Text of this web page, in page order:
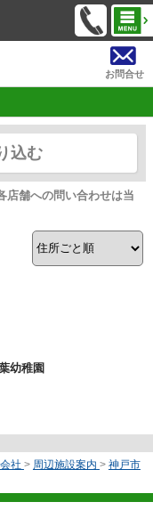
お問合せ
込む
店舗への問い合わせは当
幼稚園
社 > 周辺施設案内 > 神戸市